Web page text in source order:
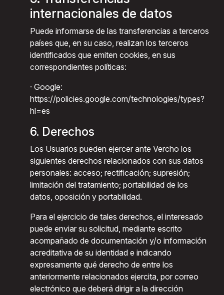
internacionales de datos
Puede informarse de las transferencias a terceros
países que, en su caso, realizan los terceros
identificados que emiten cookies, en sus
correspondientes políticas:
· Google:
https://policies.google.com/technologies/types?
hl=es
6. Derechos
Los Usuarios pueden ejercer ante Vercho los
siguientes derechos relacionados con sus datos
personales: acceso; rectificación; supresión;
limitación del tratamiento; portabilidad de los
datos, oposición y portabilidad.
Para el ejercicio de tales derechos, el interesado
puede enviar su solicitud, mediante escrito
acompañado de documentación y/o información
acreditativa de su identidad e indicando
expresamente qué derecho de entre los
anteriormente relacionados ejercita, por correo
electrónico que deberá dirigir a la dirección